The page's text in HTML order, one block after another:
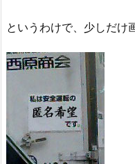
というわけで、少しだけ